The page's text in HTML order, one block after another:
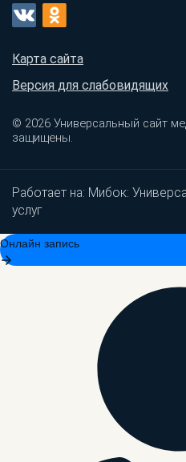
Карта сайта
Версия для слабовидящих
© 2026 Универсальный сайт
защищены.
Работает на: Мибок:
услуг